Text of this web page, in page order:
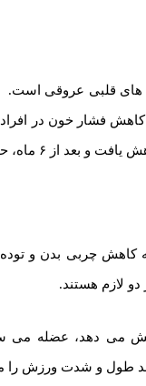
های قلبی عروقی
چربی بدن و
لازم هستند.
می دهد، عضله می
طول و شدت ورزش را